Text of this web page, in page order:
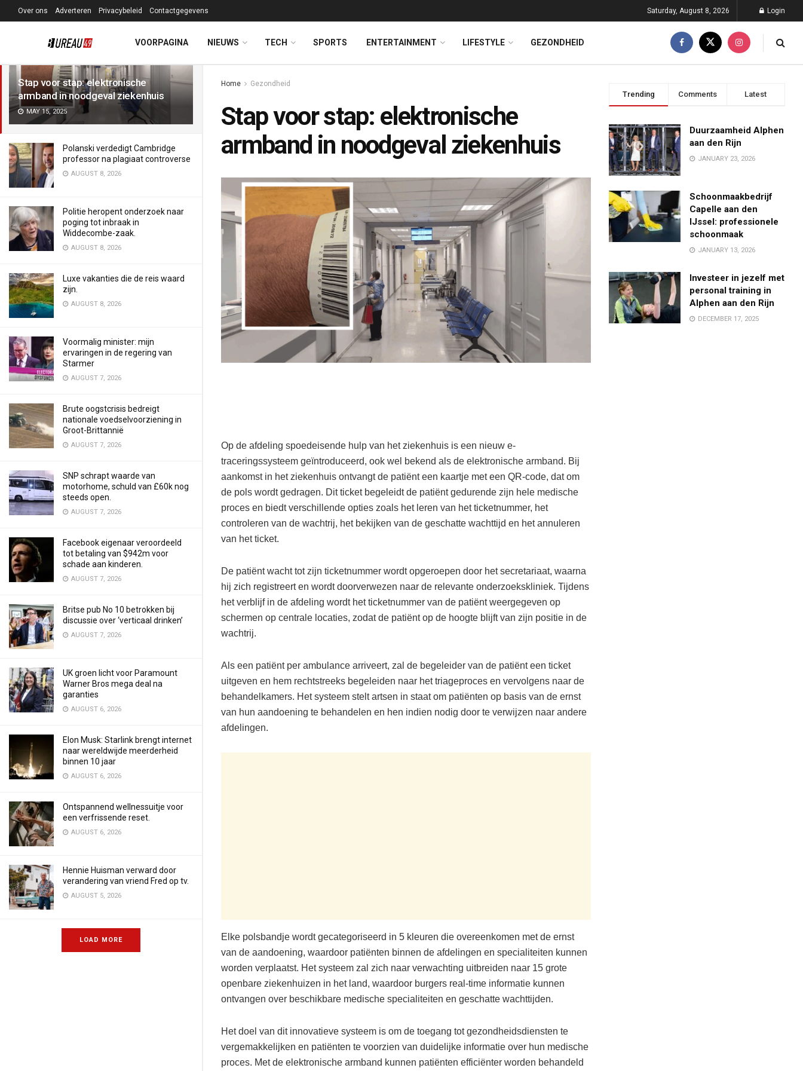
LATEST TRENDING Filter
Stap voor stap: elektronische
armband in noodgeval ziekenhuis
MAY 15, 2025
Polanski verdedigt Cambridge
professor na plagiaat controverse
AUGUST 8, 2026
Politie heropent onderzoek naar
poging tot inbraak in
Widdecombe-zaak.
AUGUST 8, 2026
Luxe vakanties die de reis waard
zijn.
AUGUST 8, 2026
Voormalig minister: mijn
ervaringen in de regering van
Starmer
AUGUST 7, 2026
Brute oogstcrisis bedreigt
nationale voedselvoorziening in
Groot-Brittannië
AUGUST 7, 2026
SNP schrapt waarde van
motorhome, schuld van £60k nog
steeds open.
AUGUST 7, 2026
Facebook eigenaar veroordeeld
tot betaling van $942m voor
schade aan kinderen.
AUGUST 7, 2026
Britse pub No 10 betrokken bij
discussie over ‘verticaal drinken’
AUGUST 7, 2026
UK groen licht voor Paramount
Warner Bros mega deal na
garanties
AUGUST 6, 2026
Elon Musk: Starlink brengt internet
naar wereldwijde meerderheid
binnen 10 jaar
AUGUST 6, 2026
Ontspannend wellnessuitje voor
een verfrissende reset.
AUGUST 6, 2026
Hennie Huisman verward door
verandering van vriend Fred op tv.
AUGUST 5, 2026
LOAD MORE
Over ons Adverteren Privacybeleid Contactgegevens Saturday, August 8, 2026 Login
VOORPAGINA NIEUWS TECH SPORTS ENTERTAINMENT LIFESTYLE GEZONDHEID
Home Gezondheid
Stap voor stap: elektronische
armband in noodgeval ziekenhuis
Op de afdeling spoedeisende hulp van het ziekenhuis is een nieuw e-
traceringssysteem geïntroduceerd, ook wel bekend als de elektronische armband. Bij
aankomst in het ziekenhuis ontvangt de patiënt een kaartje met een QR-code, dat om
de pols wordt gedragen. Dit ticket begeleidt de patiënt gedurende zijn hele medische
proces en biedt verschillende opties zoals het leren van het ticketnummer, het
controleren van de wachtrij, het bekijken van de geschatte wachttijd en het annuleren
van het ticket.
De patiënt wacht tot zijn ticketnummer wordt opgeroepen door het secretariaat, waarna
hij zich registreert en wordt doorverwezen naar de relevante onderzoekskliniek. Tijdens
het verblijf in de afdeling wordt het ticketnummer van de patiënt weergegeven op
schermen op centrale locaties, zodat de patiënt op de hoogte blijft van zijn positie in de
wachtrij.
Als een patiënt per ambulance arriveert, zal de begeleider van de patiënt een ticket
uitgeven en hem rechtstreeks begeleiden naar het triageproces en vervolgens naar de
behandelkamers. Het systeem stelt artsen in staat om patiënten op basis van de ernst
van hun aandoening te behandelen en hen indien nodig door te verwijzen naar andere
afdelingen.
Elke polsbandje wordt gecategoriseerd in 5 kleuren die overeenkomen met de ernst
van de aandoening, waardoor patiënten binnen de afdelingen en specialiteiten kunnen
worden verplaatst. Het systeem zal zich naar verwachting uitbreiden naar 15 grote
openbare ziekenhuizen in het land, waardoor burgers real-time informatie kunnen
ontvangen over beschikbare medische specialiteiten en geschatte wachttijden.
Het doel van dit innovatieve systeem is om de toegang tot gezondheidsdiensten te
vergemakkelijken en patiënten te voorzien van duidelijke informatie over hun medische
proces. Met de elektronische armband kunnen patiënten efficiënter worden behandeld
Trending Comments Latest
Duurzaamheid Alphen
aan den Rijn
JANUARY 23, 2026
Schoonmaakbedrijf
Capelle aan den
IJssel: professionele
schoonmaak
JANUARY 13, 2026
Investeer in jezelf met
personal training in
Alphen aan den Rijn
DECEMBER 17, 2025